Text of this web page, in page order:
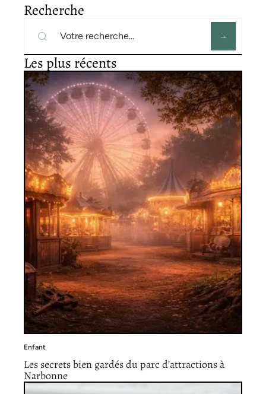
Recherche
Les plus récents
Enfant
Les secrets bien gardés du parc d’attractions à
Narbonne